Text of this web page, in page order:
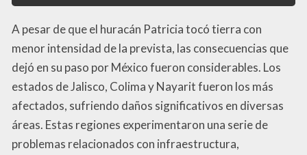
A pesar de que el huracán Patricia tocó tierra con
menor intensidad de la prevista, las consecuencias que
dejó en su paso por México fueron considerables. Los
estados de Jalisco, Colima y Nayarit fueron los más
afectados, sufriendo daños significativos en diversas
áreas. Estas regiones experimentaron una serie de
problemas relacionados con infraestructura,